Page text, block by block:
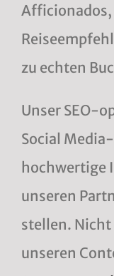
Afficionados,
zu echten
Unser SEO-
Social
hochwertige
unseren
stellen.
unseren